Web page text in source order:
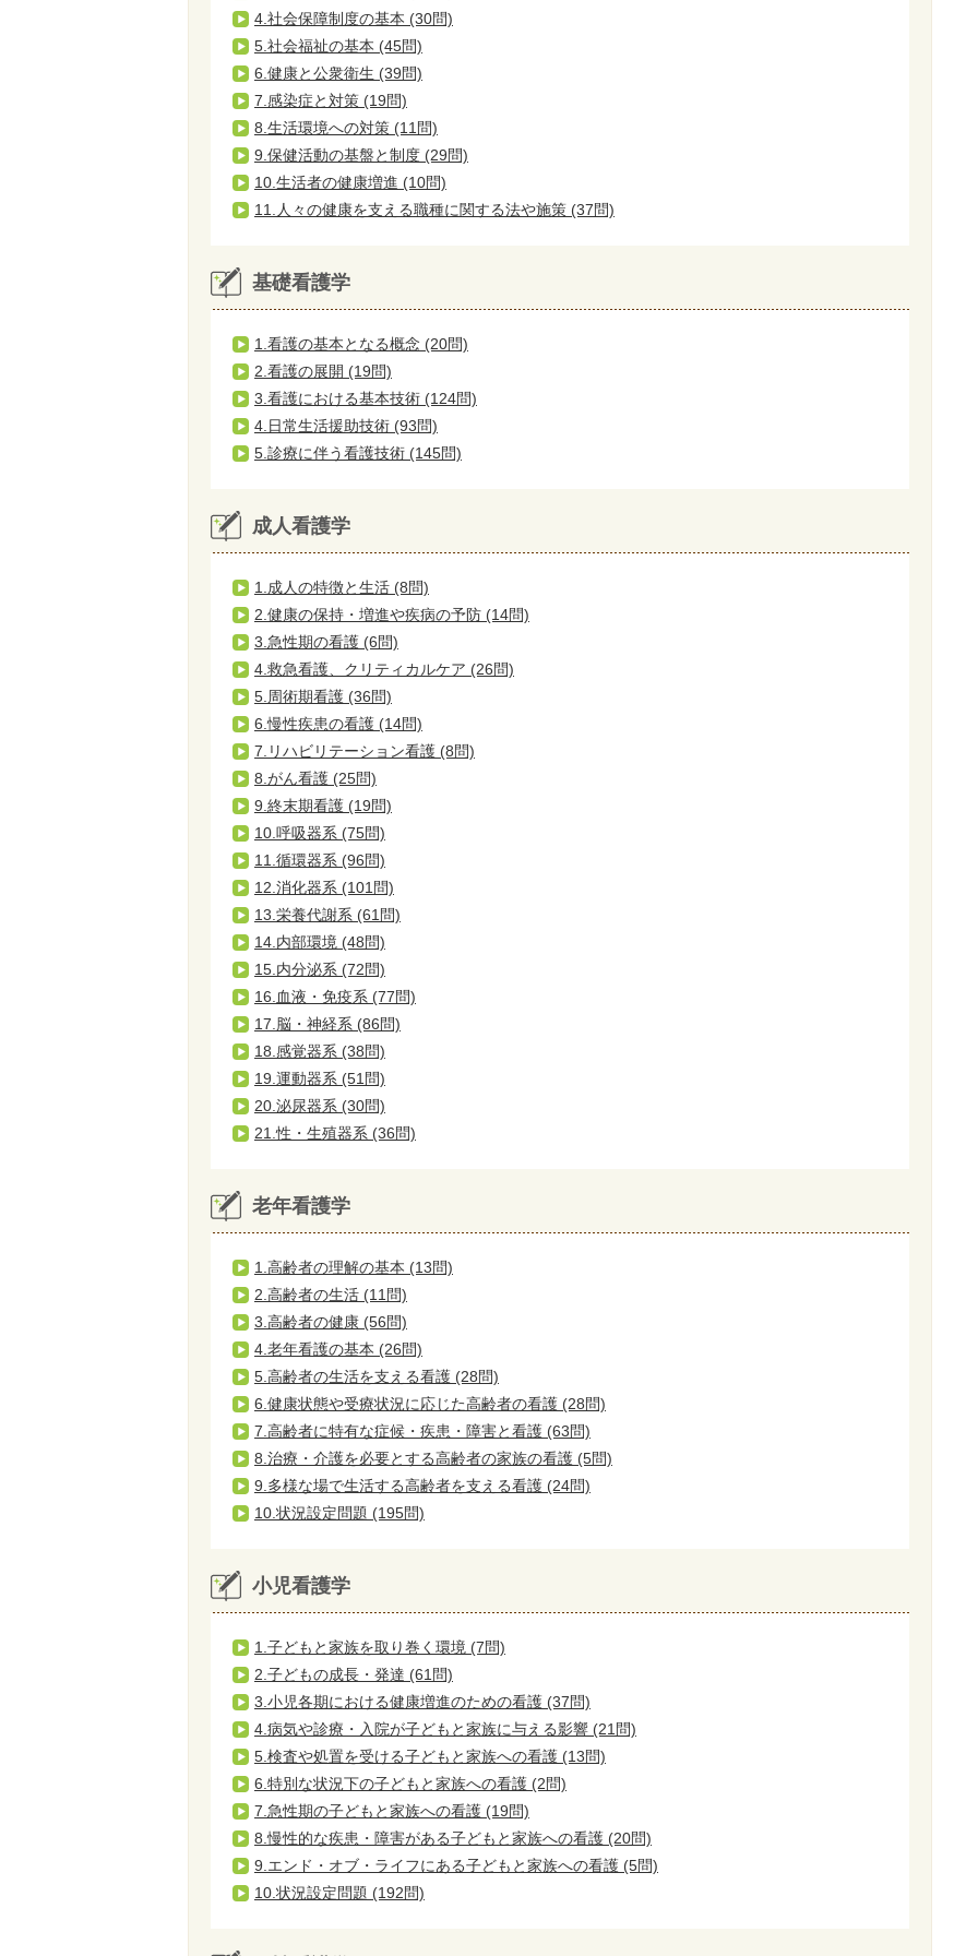
4.社会保障制度の基本 (30問)
5.社会福祉の基本 (45問)
6.健康と公衆衛生 (39問)
7.感染症と対策 (19問)
8.生活環境への対策 (11問)
9.保健活動の基盤と制度 (29問)
10.生活者の健康増進 (10問)
11.人々の健康を支える職種に関する法や施策 (37問)
基礎看護学
1.看護の基本となる概念 (20問)
2.看護の展開 (19問)
3.看護における基本技術 (124問)
4.日常生活援助技術 (93問)
5.診療に伴う看護技術 (145問)
成人看護学
1.成人の特徴と生活 (8問)
2.健康の保持・増進や疾病の予防 (14問)
3.急性期の看護 (6問)
4.救急看護、クリティカルケア (26問)
5.周術期看護 (36問)
6.慢性疾患の看護 (14問)
7.リハビリテーション看護 (8問)
8.がん看護 (25問)
9.終末期看護 (19問)
10.呼吸器系 (75問)
11.循環器系 (96問)
12.消化器系 (101問)
13.栄養代謝系 (61問)
14.内部環境 (48問)
15.内分泌系 (72問)
16.血液・免疫系 (77問)
17.脳・神経系 (86問)
18.感覚器系 (38問)
19.運動器系 (51問)
20.泌尿器系 (30問)
21.性・生殖器系 (36問)
老年看護学
1.高齢者の理解の基本 (13問)
2.高齢者の生活 (11問)
3.高齢者の健康 (56問)
4.老年看護の基本 (26問)
5.高齢者の生活を支える看護 (28問)
6.健康状態や受療状況に応じた高齢者の看護 (28問)
7.高齢者に特有な症候・疾患・障害と看護 (63問)
8.治療・介護を必要とする高齢者の家族の看護 (5問)
9.多様な場で生活する高齢者を支える看護 (24問)
10.状況設定問題 (195問)
小児看護学
1.子どもと家族を取り巻く環境 (7問)
2.子どもの成長・発達 (61問)
3.小児各期における健康増進のための看護 (37問)
4.病気や診療・入院が子どもと家族に与える影響 (21問)
5.検査や処置を受ける子どもと家族への看護 (13問)
6.特別な状況下の子どもと家族への看護 (2問)
7.急性期の子どもと家族への看護 (19問)
8.慢性的な疾患・障害がある子どもと家族への看護 (20問)
9.エンド・オブ・ライフにある子どもと家族への看護 (5問)
10.状況設定問題 (192問)